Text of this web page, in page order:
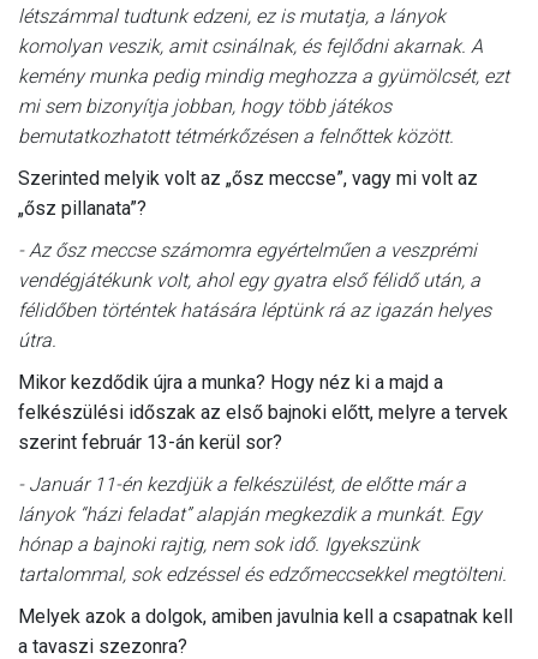
létszámmal tudtunk edzeni, ez is mutatja, a lányok
komolyan veszik, amit csinálnak, és fejlődni akarnak. A
kemény munka pedig mindig meghozza a gyümölcsét, ezt
mi sem bizonyítja jobban, hogy több játékos
bemutatkozhatott tétmérkőzésen a felnőttek között.
Szerinted melyik volt az „ősz meccse”, vagy mi volt az
„ősz pillanata”?
- Az ősz meccse számomra egyértelműen a veszprémi
vendégjátékunk volt, ahol egy gyatra első félidő után, a
félidőben történtek hatására léptünk rá az igazán helyes
útra.
Mikor kezdődik újra a munka? Hogy néz ki a majd a
felkészülési időszak az első bajnoki előtt, melyre a tervek
szerint február 13-án kerül sor?
- Január 11-én kezdjük a felkészülést, de előtte már a
lányok “házi feladat” alapján megkezdik a munkát. Egy
hónap a bajnoki rajtig, nem sok idő. Igyekszünk
tartalommal, sok edzéssel és edzőmeccsekkel megtölteni.
Melyek azok a dolgok, amiben javulnia kell a csapatnak kell
a tavaszi szezonra?